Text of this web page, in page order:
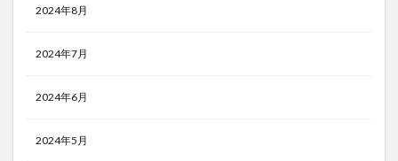
2024年8月
2024年7月
2024年6月
2024年5月